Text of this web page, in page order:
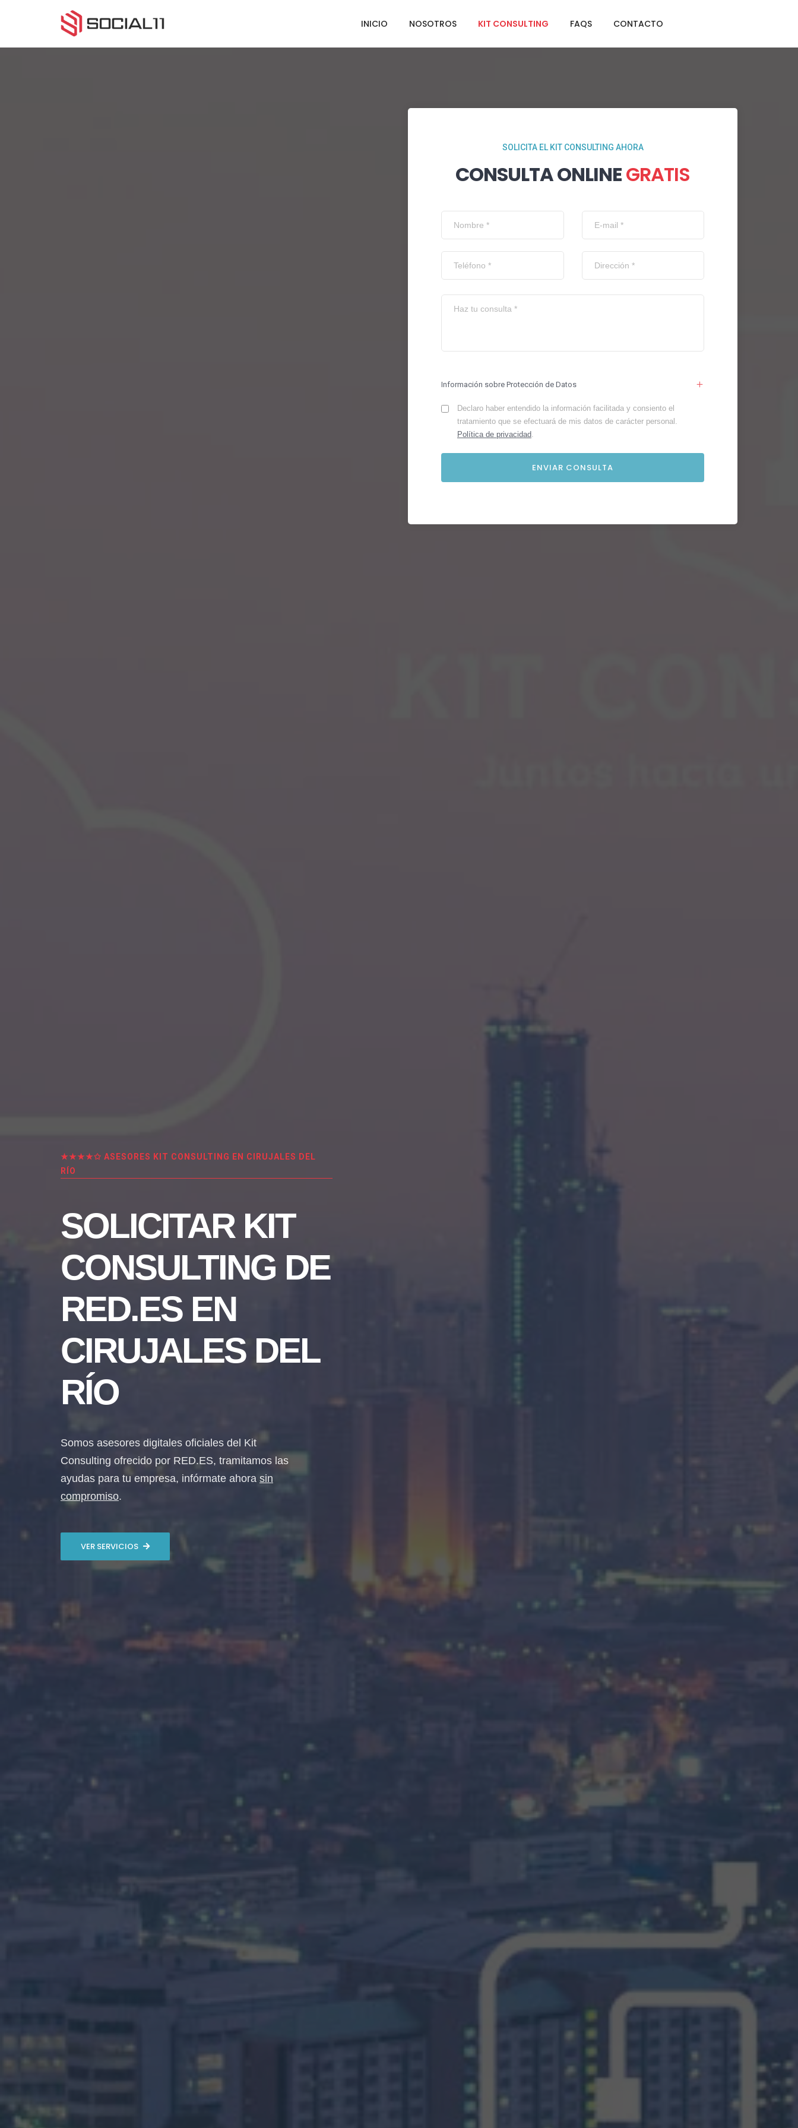
INICIO NOSOTROS KIT CONSULTING FAQS CONTACTO
★★★★✩ ASESORES KIT CONSULTING EN CIRUJALES DEL
RÍO
SOLICITAR KIT
CONSULTING DE
RED.ES EN
CIRUJALES DEL
RÍO
Somos asesores digitales oficiales del Kit
Consulting ofrecido por RED.ES, tramitamos las
ayudas para tu empresa, infórmate ahora sin
compromiso.
VER SERVICIOS
SOLICITA EL KIT CONSULTING AHORA
CONSULTA ONLINEGRATIS
Información sobre Protección de Datos
Declaro haber entendido la información facilitada y consiento el
tratamiento que se efectuará de mis datos de carácter personal.
Política de privacidad.